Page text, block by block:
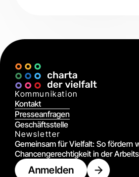
Vor
Kommunikation
Kontakt
Presseanfragen
Geschäftsstelle
Newsletter
Gemeinsam für Vielfalt: So fördern
Chancengerechtigkeit in der
Anmelden